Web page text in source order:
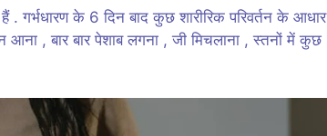
गर्भधारण के 6 दिन बाद कुछ शारीरिक परिवर्तन के आधार
आना , बार बार पेशाब लगना , जी मिचलाना , स्तनों में कुछ